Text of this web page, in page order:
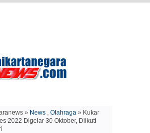
» News , Olahraga » Kukar
2022 Digelar 30 Oktober, Diikuti